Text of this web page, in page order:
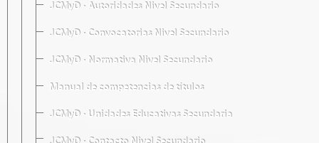
JCMyD · Autoridades Nivel Secundario
JCMyD · Convocatorias Nivel Secundario
JCMyD · Normativa Nivel Secundario
Manual de competencias de títulos
JCMyD · Unidades Educativas Secundaria